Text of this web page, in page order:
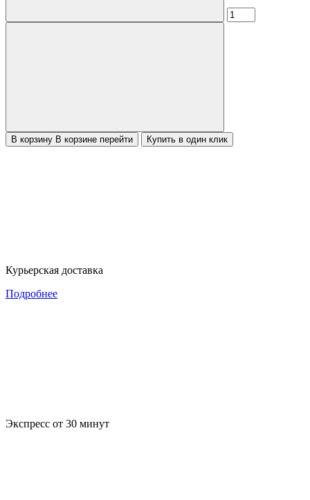
В корзину В корзине перейти Купить в один клик
Курьерская доставка
Подробнее
Экспресс от 30 минут